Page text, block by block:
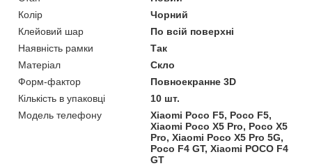
Колір
Чорний
Клейовий шар
По всій поверхні
Наявність рамки
Так
Матеріал
Скло
Форм-фактор
Повноекранне 3D
Кількість в упаковці
10 шт.
Модель телефону
Xiaomi Poco F5, Poco F5,
Xiaomi Poco X5 Pro, Poco X5
Pro, Xiaomi Poco X5 Pro 5G,
Poco F4 GT, Xiaomi POCO F4
GT